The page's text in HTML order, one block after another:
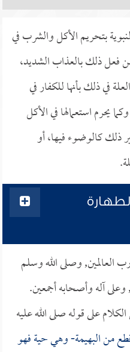
بتحريم الأكل والشرب في
فعل ذلك بالعذاب الشديد،
في ذلك بأنها للكفار في
يحرم استعمالها في الأكل
ذلك كالوضوء فيها، أو
العالمين, وصلى الله وسلم
آله وأصحابه أجمعين.
على قوله صلى الله عليه
من البهيمة- وهي حية فهو